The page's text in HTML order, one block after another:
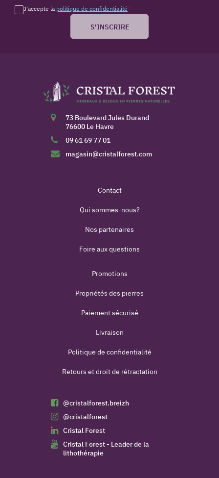
J'accepte la politique de confidentialité *
S'INSCRIRE
73 Boulevard Jules Durand
76600 Le Havre
09 61 69 77 01
magasin@cristalforest.com
Contact
Qui sommes-nous?
Nos partenaires
Foire aux questions
Promotions
Propriétés des pierres
Paiement sécurisé
Livraison
Politique de confidentialité
Retours et droit de rétractation
@cristalforest.breizh
@cristalforest
Cristal Forest
Cristal Forest - Leader de la
lithothérapie